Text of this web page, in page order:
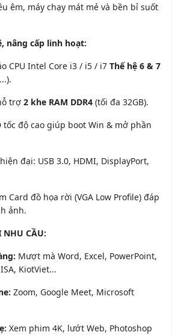
êm, máy chạy mát mẻ và bền bỉ suốt
nâng cấp linh hoạt:
CPU Intel Core i3 / i5 / i7 Thế hệ 6 & 7
trợ 2 khe RAM DDR4 (tối đa 32GB).
tốc độ cao giúp boot Win & mở phần
đại: USB 3.0, HDMI, DisplayPort,
Card đồ họa rời (VGA Low Profile) đáp
ảnh.
NHU CẦU:
Mượt mà Word, Excel, PowerPoint,
KiotViet...
Zoom, Google Meet, Microsoft
Xem phim 4K, lướt Web, Photoshop